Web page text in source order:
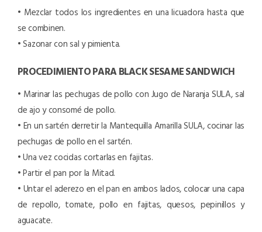
• Mezclar todos los ingredientes en una licuadora hasta que
se combinen.
• Sazonar con sal y pimienta.
PROCEDIMIENTO PARA BLACK SESAME SANDWICH
• Marinar las pechugas de pollo con Jugo de Naranja SULA, sal
de ajo y consomé de pollo.
• En un sartén derretir la Mantequilla Amarilla SULA, cocinar las
pechugas de pollo en el sartén.
• Una vez cocidas cortarlas en fajitas.
• Partir el pan por la Mitad.
• Untar el aderezo en el pan en ambos lados, colocar una capa
de repollo, tomate, pollo en fajitas, quesos, pepinillos y
aguacate.